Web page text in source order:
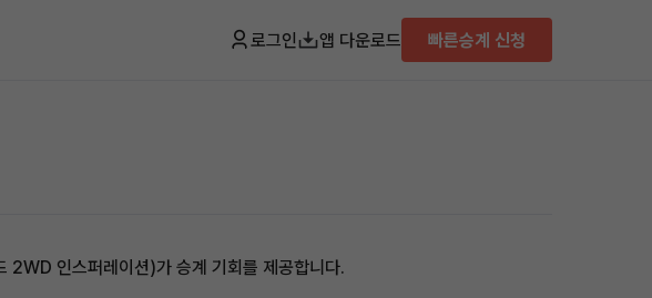
로그인 앱 다운로드 빠른승계 신청
2WD 인스퍼레이션)가 승계 기회를 제공합니다.